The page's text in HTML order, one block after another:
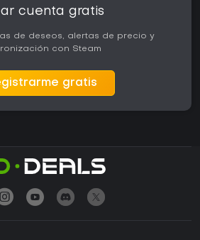
cuenta gratis
de deseos, alertas de precio y
con Steam
gratis